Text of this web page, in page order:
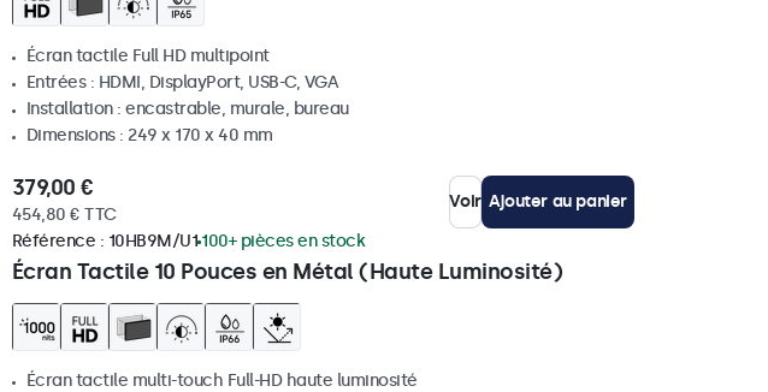
Écran tactile Full HD multipoint
Entrées : HDMI, DisplayPort, USB-C, VGA
Installation : encastrable, murale, bureau
Dimensions : 249 x 170 x 40 mm
379,00 €
454,80 € TTC
Voir Ajouter au panier
Écran Tactile 10 Pouces en Métal (Haute Luminosité)
Référence : 10HB9M/U1 100+ pièces en stock
Écran tactile multi-touch Full-HD haute luminosité